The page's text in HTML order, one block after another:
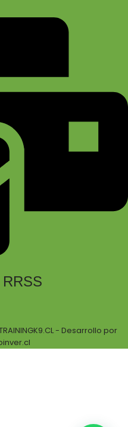
- Desarrollo por
especializados